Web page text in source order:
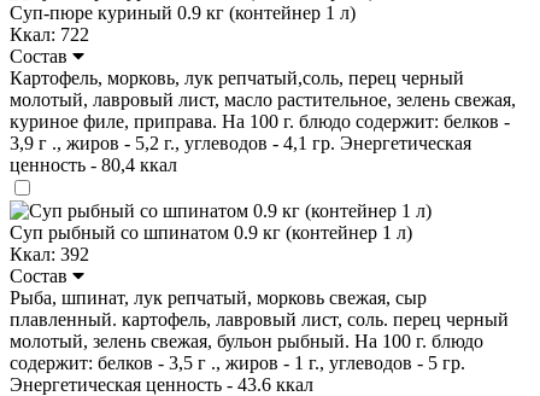
Суп-пюре куриный 0.9 кг (контейнер 1 л)
Ккал: 722
Состав
Картофель, морковь, лук репчатый,соль, перец черный
молотый, лавровый лист, масло растительное, зелень свежая,
куриное филе, приправа. На 100 г. блюдо содержит: белков -
3,9 г ., жиров - 5,2 г., углеводов - 4,1 гр. Энергетическая
ценность - 80,4 ккал
Суп рыбный со шпинатом 0.9 кг (контейнер 1 л)
Ккал: 392
Состав
Рыба, шпинат, лук репчатый, морковь свежая, сыр
плавленный. картофель, лавровый лист, соль. перец черный
молотый, зелень свежая, бульон рыбный. На 100 г. блюдо
содержит: белков - 3,5 г ., жиров - 1 г., углеводов - 5 гр.
Энергетическая ценность - 43.6 ккал